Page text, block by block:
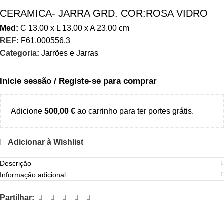
CERAMICA- JARRA GRD. COR:ROSA VIDRO
Med: C 13.00 x L 13.00 xA 23.00 cm
REF: F61.000556.3
Categoria: Jarrões e Jarras
Inicie sessão / Registe-se para comprar
Adicione 500,00 € ao carrinho para ter portes grátis.
Adicionar à Wishlist
Descrição
Informação adicional
Partilhar: